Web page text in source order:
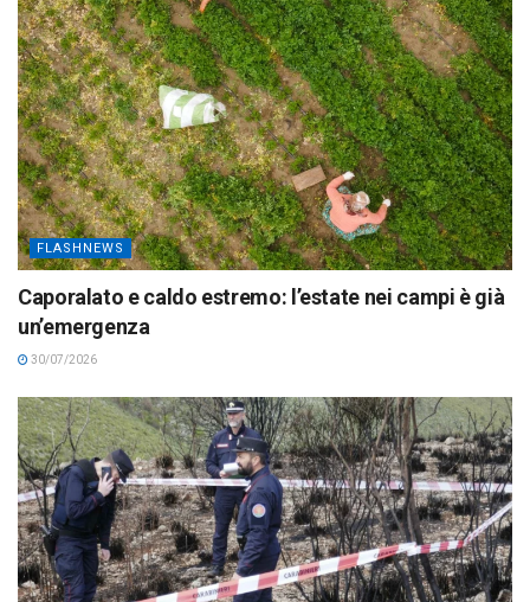
FLASHNEWS
Caporalato e caldo estremo: l’estate nei campi è già
un’emergenza
30/07/2026